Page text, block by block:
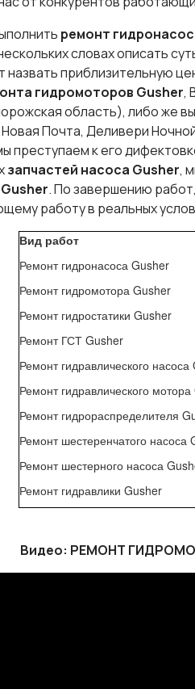
ремонт
словах описать
приблизительную
гидромоторов Gusher,
область), либо же
Почта, Деливери
преступаем к его
запчастей насоса Gusher,
Gusher. По завершению
работу в реальных
Вид работ
Ремонт гидронасоса Gusher
Ремонт гидромотора Gusher
Ремонт гидростатики Gusher
Ремонт ГСТ Gusher
Ремонт гидравлического насоса
Ремонт гидравлического
Ремонт гидрораспределителя
Ремонт шестеренчатого насоса
Ремонт шестерного насоса
Ремонт гидравлики Gusher
Видео: РЕМОНТ